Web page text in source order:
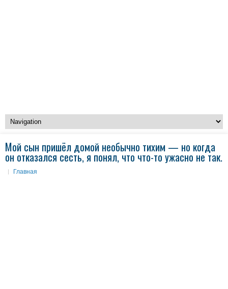
Мой сын пришёл домой необычно тихим — но когда
он отказался сесть, я понял, что что-то ужасно не так.
Главная